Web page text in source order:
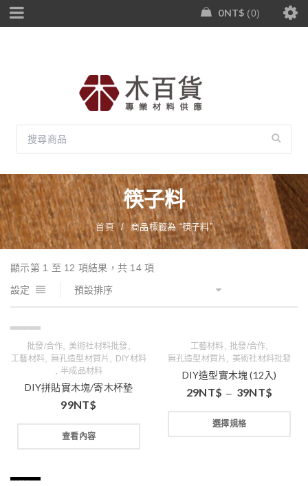
0NT$ 0
筷子料
首頁 / 商品標籤為 “筷子料”
顯示第 1 至 12 項結果，共 14 項
設定
預設排序
批發/合作 美術社材料批發
工藝材料 無孔造型材質片 DIY材料
半成品材料
DIY拼貼實木塊/寄木杯墊
99NT$
查看內容
工藝材料 批發/合作
無孔造型材質片 美術社材料批發
DIY造型實木塊 (12入)
29NT$ – 39NT$
選擇規格